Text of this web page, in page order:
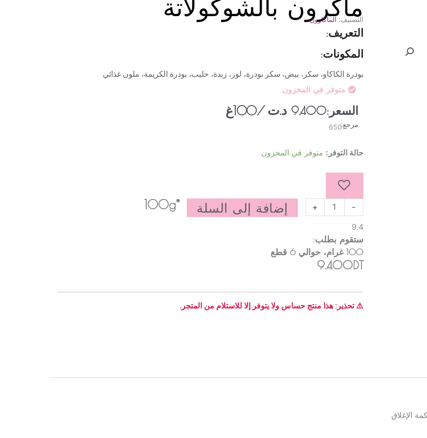
ماكرون بالشوكولاتة
التصنيف: الماكارون
التعريف:
المكونات:
بودرة الكاكاو، سكر، بيض، سكر بودرة، لوز، زبدة، حليب، بودرة الكريمة، ملون غذائي
متوفر في المخزون
السعر:9,400 د.ت /100غ
مرجع:6501
حالة التوفر: متوفر في المخزون
-
كمية
+
*100g إضافة إلى السلة
9.4
ستقوم بطلب:
100 غرام، حوالي6 قطع
9.400DT
⚠️ تحذير: هذا منتج حساس ولا يتوفر إلا للاستلام من المتجر.